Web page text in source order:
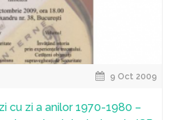
9 Oct 2009
cu zi a anilor 1970-1980 –